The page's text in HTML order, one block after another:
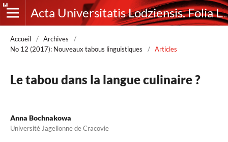
Acta Universitatis Lodziensis. Folia Litteraria Romanica
Accueil / Archives
/
No 12 (2017): Nouveaux tabous linguistiques
/ Articles
Le tabou dans la langue culinaire ?
Anna Bochnakowa
Université Jagellonne de Cracovie